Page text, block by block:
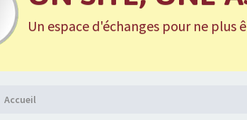
Un espace d'échanges pour ne plus
Accueil